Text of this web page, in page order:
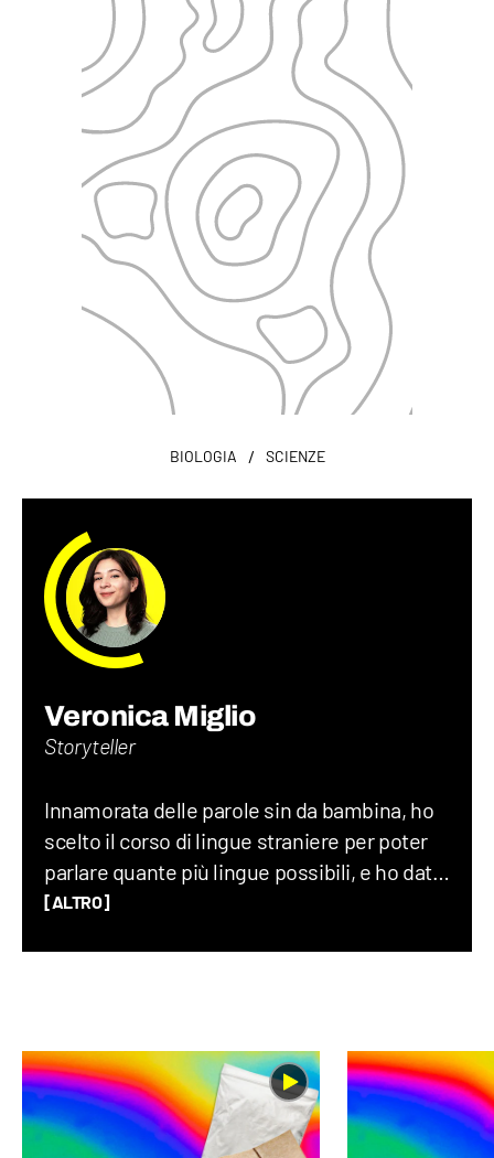
BIOLOGIA / SCIENZE
Veronica Miglio
Storyteller
Innamorata delle parole sin da bambina, ho
scelto il corso di lingue straniere per poter
parlare quante più lingue possibili, e ho dato
sfogo alla mia vena loquace grazie alla radio
scattare una fotografia!
[ALTRO]